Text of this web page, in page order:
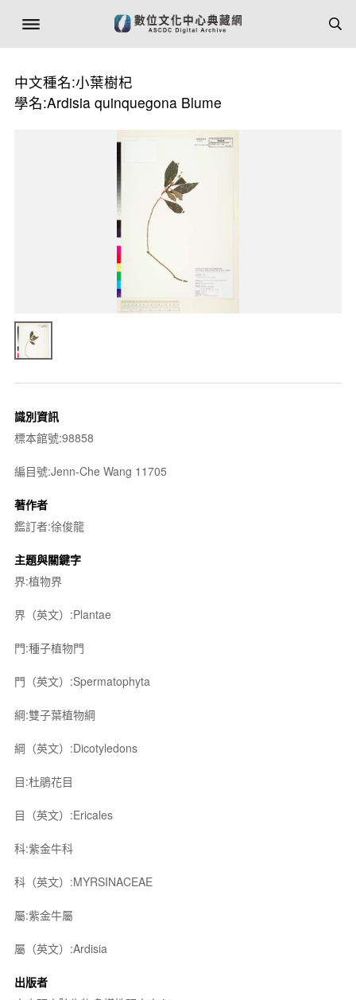
中文種名:小葉樹杞
學名:Ardisia quinquegona Blume
識別資訊
標本館號:98858
編目號:Jenn-Che Wang 11705
著作者
鑑訂者:徐俊龍
主題與關鍵字
界:植物界
界（英文）:Plantae
門:種子植物門
門（英文）:Spermatophyta
綱:雙子葉植物綱
綱（英文）:Dicotyledons
目:杜鵑花目
目（英文）:Ericales
科:紫金牛科
科（英文）:MYRSINACEAE
屬:紫金牛屬
屬（英文）:Ardisia
出版者